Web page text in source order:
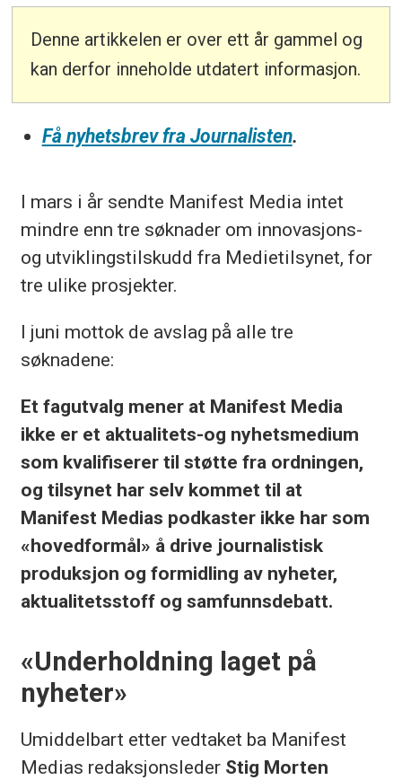
Denne artikkelen er over ett år gammel og
kan derfor inneholde utdatert informasjon.
Få nyhetsbrev fra Journalisten.
I mars i år sendte Manifest Media intet
mindre enn tre søknader om innovasjons-
og utviklingstilskudd fra Medietilsynet, for
tre ulike prosjekter.
I juni mottok de avslag på alle tre
søknadene:
Et fagutvalg mener at Manifest Media
ikke er et aktualitets-og nyhetsmedium
som kvalifiserer til støtte fra ordningen,
og tilsynet har selv kommet til at
Manifest Medias podkaster ikke har som
«hovedformål» å drive journalistisk
produksjon og formidling av nyheter,
aktualitetsstoff og samfunnsdebatt.
«Underholdning laget på
nyheter»
Umiddelbart etter vedtaket ba Manifest
Medias redaksjonsleder Stig Morten